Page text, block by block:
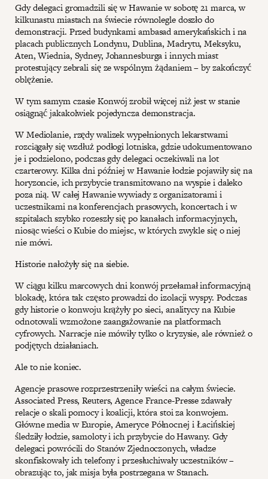
Gdy delegaci gromadzili się w Hawanie w sobotę 21 marca, w
kilkunastu miastach na świecie równolegle doszło do
demonstracji. Przed budynkami ambasad amerykańskich i na
placach publicznych Londynu, Dublina, Madrytu, Meksyku,
Aten, Wiednia, Sydney, Johannesburga i innych miast
protestujący zebrali się ze wspólnym żądaniem – by zakończyć
oblężenie.
W tym samym czasie Konwój zrobił więcej niż jest w stanie
osiągnąć jakakolwiek pojedyncza demonstracja.
W Mediolanie, rzędy walizek wypełnionych lekarstwami
rozciągały się wzdłuż podłogi lotniska, gdzie udokumentowano
je i podzielono, podczas gdy delegaci oczekiwali na lot
czarterowy. Kilka dni później w Hawanie łodzie pojawiły się na
horyzoncie, ich przybycie transmitowano na wyspie i daleko
poza nią. W całej Hawanie wywiady z organizatorami i
uczestnikami na konferencjach prasowych, koncertach i w
szpitalach szybko rozeszły się po kanałach informacyjnych,
niosąc wieści o Kubie do miejsc, w których zwykle się o niej
nie mówi.
Historie nałożyły się na siebie.
W ciągu kilku marcowych dni konwój przełamał informacyjną
blokadę, która tak często prowadzi do izolacji wyspy. Podczas
gdy historie o konwoju krążyły po sieci, analitycy na Kubie
odnotowali wzmożone zaangażowanie na platformach
cyfrowych. Narracje nie mówiły tylko o kryzysie, ale również o
podjętych działaniach.
Ale to nie koniec.
Agencje prasowe rozprzestrzeniły wieści na całym świecie.
Associated Press, Reuters, Agence France-Presse zdawały
relacje o skali pomocy i koalicji, która stoi za konwojem.
Główne media w Europie, Ameryce Północnej i Łacińskiej
śledziły łodzie, samoloty i ich przybycie do Hawany. Gdy
delegaci powrócili do Stanów Zjednoczonych, władze
skonfiskowały ich telefony i przesłuchiwały uczestników –
obrazując to, jak misja była postrzegana w Stanach.